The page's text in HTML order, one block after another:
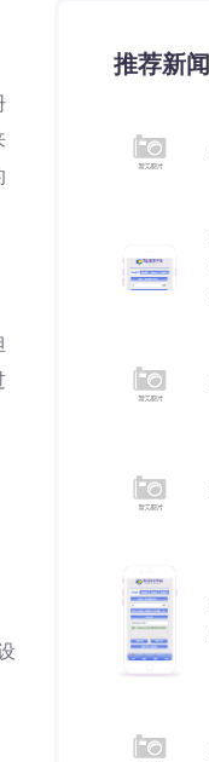
推荐新闻